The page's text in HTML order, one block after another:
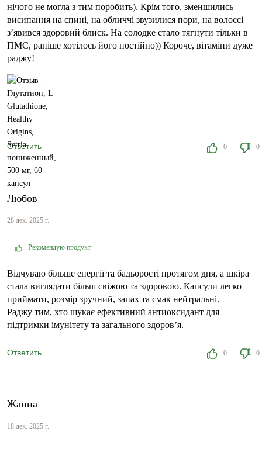
нічого не могла з тим поробить). Крім того, зменшились
висипання на спині, на обличчі звузилися пори, на волоссі
з’явився здоровий блиск. На солодке стало тягнути тільки в
ПМС, раніше хотілось його постійно)) Короче, вітаміни дуже
раджу!
Ответить 0 0
Любов
28 дек. 2025 г.
Рекомендую продукт
Відчуваю більше енергії та бадьорості протягом дня, а шкіра
стала виглядати більш свіжою та здоровою. Капсули легко
приймати, розмір зручний, запах та смак нейтральні.
Раджу тим, хто шукає ефективний антиоксидант для
підтримки імунітету та загального здоров’я.
Ответить 0 0
Жанна
18 дек. 2025 г.